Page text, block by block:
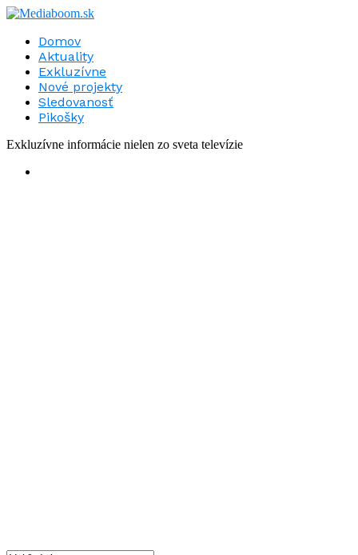
Domov
Aktuality
Exkluzívne
Nové projekty
Sledovanosť
Pikošky
Exkluzívne informácie nielen zo sveta televízie